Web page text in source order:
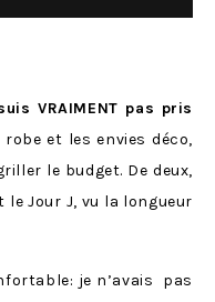
VRAIMENT pas pris
robe et les envies déco,
le budget. De deux,
Jour J, vu la longueur
je n’avais pas